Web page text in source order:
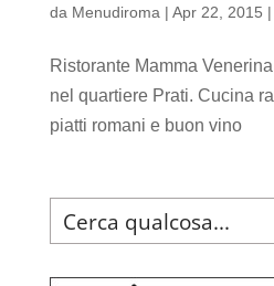
da Menudiroma | Apr 22, 2015 |
Ristorante Mamma
nel quartiere Prati. Cucina
piatti romani e buon vino